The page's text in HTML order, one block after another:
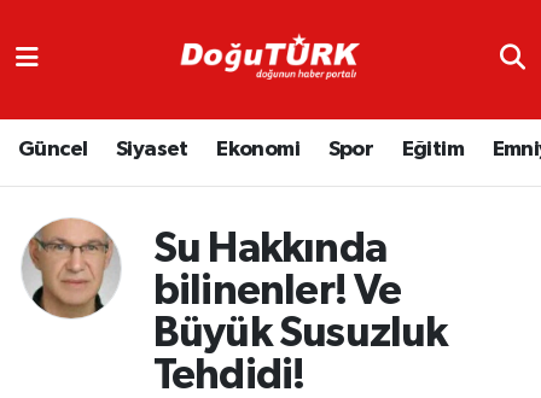
Güncel Siyaset Ekonomi Spor Eğitim
Su Hakkında
bilinenler! Ve
Büyük Susuzluk
Tehdidi!
Asayiş
Bölge
Eğitim
Trafik Durumu
Süper Lig Puan Durumu ve Fikstür
Tüm Manşetler
Son Dakika Haberleri